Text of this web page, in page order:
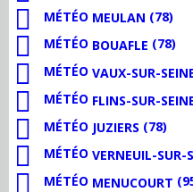
MÉTÉO MEULAN (78)
MÉTÉO BOUAFLE (78)
MÉTÉO VAUX-SUR-
MÉTÉO FLINS-SUR-
MÉTÉO JUZIERS (78)
MÉTÉO VERNEUIL-SUR-
MÉTÉO MENUCOURT